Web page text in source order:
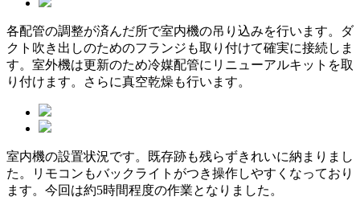
各配管の調整が済んだ所で室内機の吊り込みを行います。ダ
クト吹き出しのためのフランジも取り付けて確実に接続しま
す。室外機は更新のため冷媒配管にリニューアルキットを取
り付けます。さらに真空乾燥も行います。
室内機の設置状況です。既存跡も残らずきれいに納まりまし
た。リモコンもバックライトがつき操作しやすくなっており
ます。今回は約5時間程度の作業となりました。